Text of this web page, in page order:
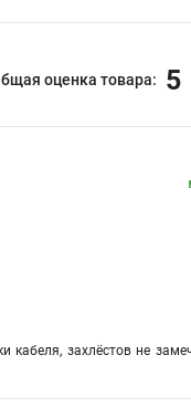
оценка товара: 5
кабеля, захлёстов не